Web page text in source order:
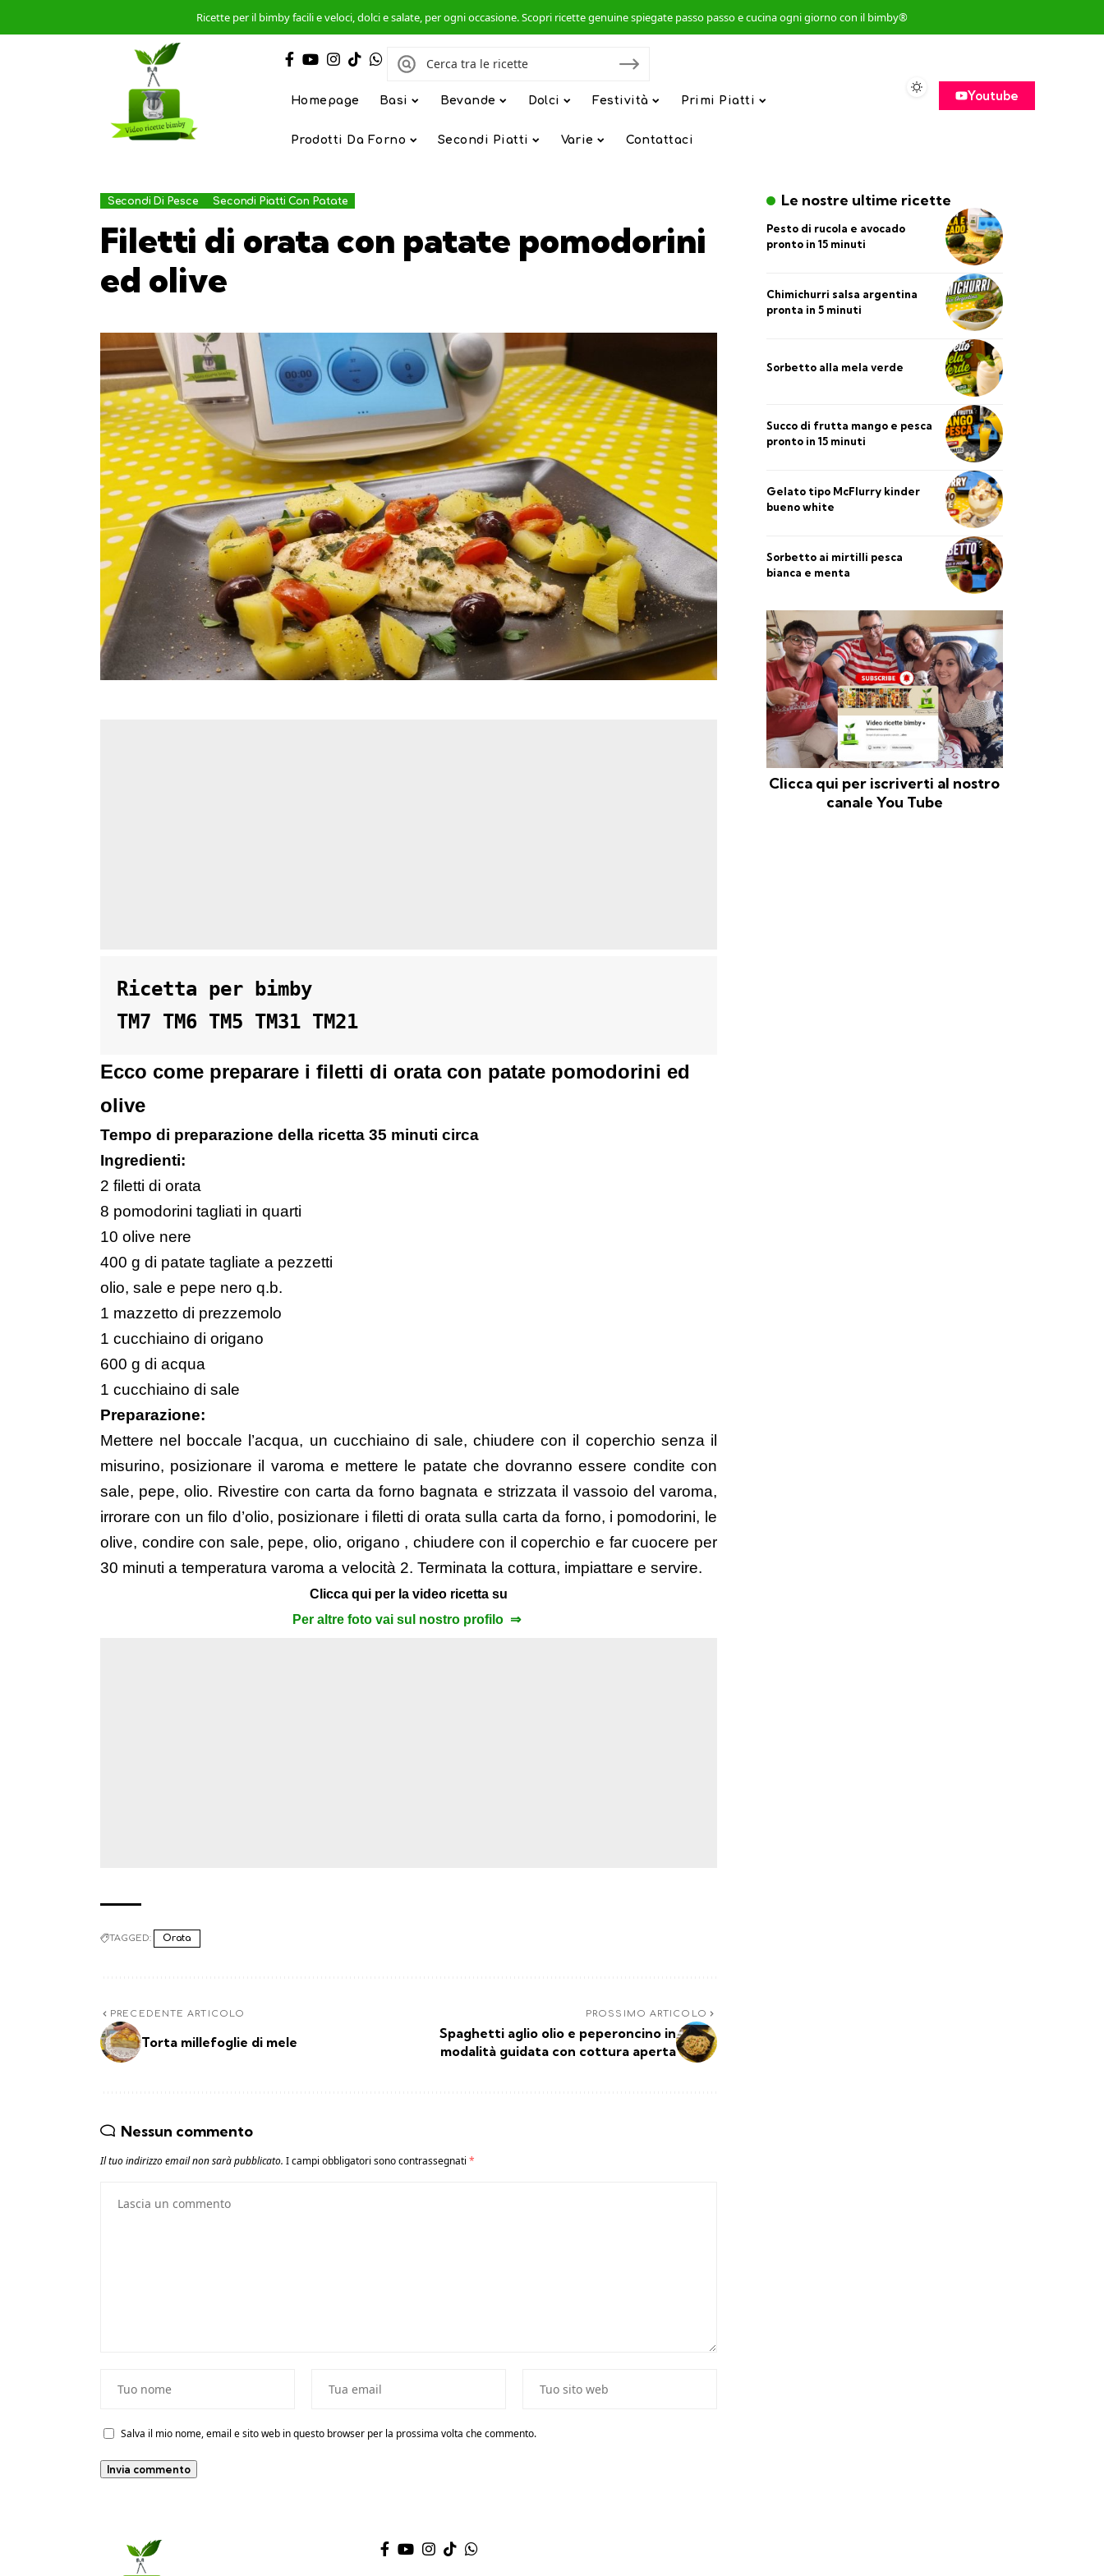
Ricette per il bimby facili e veloci, dolci e salate, per ogni occasione. Scopri ricette genuine spiegate passo passo e cucina ogni giorno con il bimby®
Homepage Basi Bevande Dolci Festività Primi Piatti
Prodotti Da Forno Secondi Piatti Varie Contattaci
Youtube
Secondi Di Pesce Secondi Piatti Con Patate
Filetti di orata con patate pomodorini
ed olive
Ricetta per bimby
TM7 TM6 TM5 TM31 TM21
Ecco come preparare i filetti di orata con patate pomodorini ed
olive
Tempo di preparazione della ricetta 35 minuti circa
Ingredienti:
2 filetti di orata
8 pomodorini tagliati in quarti
10 olive nere
400 g di patate tagliate a pezzetti
olio, sale e pepe nero q.b.
1 mazzetto di prezzemolo
1 cucchiaino di origano
600 g di acqua
1 cucchiaino di sale
Preparazione:
Mettere nel boccale l’acqua, un cucchiaino di sale, chiudere con il coperchio senza il
misurino, posizionare il varoma e mettere le patate che dovranno essere condite con
sale, pepe, olio. Rivestire con carta da forno bagnata e strizzata il vassoio del varoma,
irrorare con un filo d’olio, posizionare i filetti di orata sulla carta da forno, i pomodorini, le
olive, condire con sale, pepe, olio, origano , chiudere con il coperchio e far cuocere per
30 minuti a temperatura varoma a velocità 2. Terminata la cottura, impiattare e servire.
Clicca qui per la video ricetta su
Per altre foto vai sul nostro profilo ⇒
TAGGED: Orata
PRECEDENTE ARTICOLO
Torta millefoglie di mele
PROSSIMO ARTICOLO
Spaghetti aglio olio e peperoncino in
modalità guidata con cottura aperta
Nessun commento
Il tuo indirizzo email non sarà pubblicato. I campi obbligatori sono contrassegnati *
Salva il mio nome, email e sito web in questo browser per la prossima volta che commento.
Le nostre ultime ricette
Pesto di rucola e avocado
pronto in 15 minuti
Chimichurri salsa argentina
pronta in 5 minuti
Sorbetto alla mela verde
Succo di frutta mango e pesca
pronto in 15 minuti
Gelato tipo McFlurry kinder
bueno white
Sorbetto ai mirtilli pesca
bianca e menta
Clicca qui per iscriverti al nostro
canale You Tube